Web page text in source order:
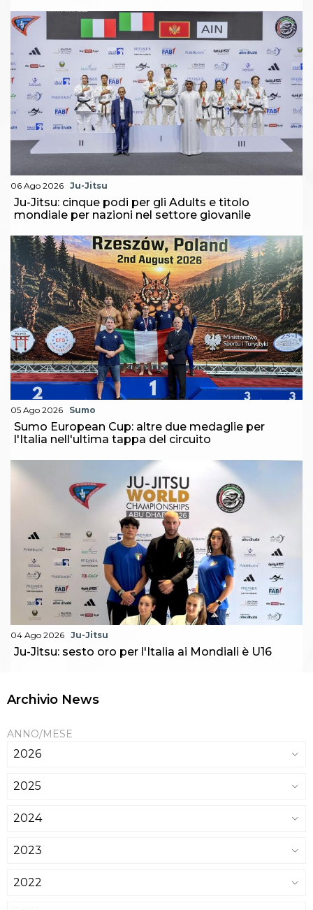
06 Ago 2026 Ju-Jitsu
Ju-Jitsu: cinque podi per gli Adults e titolo
mondiale per nazioni nel settore giovanile
05 Ago 2026 Sumo
Sumo European Cup: altre due medaglie per
l'Italia nell'ultima tappa del circuito
04 Ago 2026 Ju-Jitsu
Ju-Jitsu: sesto oro per l'Italia ai Mondiali è U16
Archivio News
ANNO/MESE
2026
2025
2024
2023
2022